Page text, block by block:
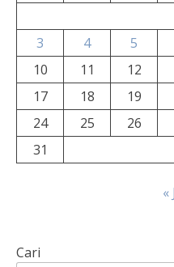
3
4 5
10
11 12
17
18 19
24
25 26
31
«
Cari